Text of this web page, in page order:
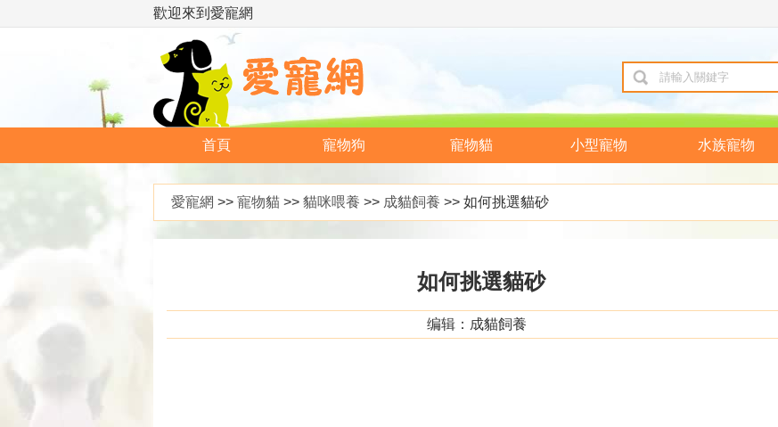
歡迎來到愛寵網
首頁 寵物狗 寵物貓 小型寵物 水族寵物
愛寵網 >> 寵物貓 >> 貓咪喂養 >> 成貓飼養 >> 如何挑選貓砂
如何挑選貓砂
编辑：成貓飼養